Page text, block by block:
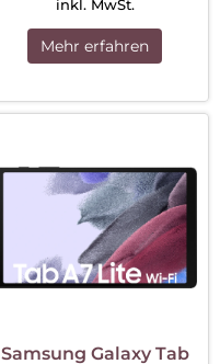
inkl. MwSt.
Mehr erfahren
Samsung Galaxy Tab